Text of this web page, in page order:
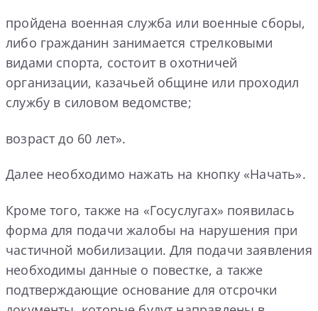
пройдена военная служба или военные сборы,
либо гражданин занимается стрелковыми
видами спорта, состоит в охотничей
организации, казачьей общине или проходил
службу в силовом ведомстве;
возраст до 60 лет».
Далее необходимо нажать на кнопку «Начать».
Кроме того, также на «Госуслугах» появилась
форма для подачи жалобы на нарушения при
частичной мобилизации. Для подачи заявления
необходимы данные о повестке, а также
подтверждающие основание для отсрочки